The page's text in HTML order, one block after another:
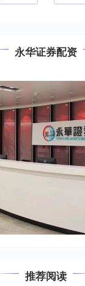
永华证券配资
推荐阅读